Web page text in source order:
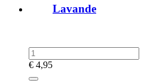
Lavande
€ 4,95